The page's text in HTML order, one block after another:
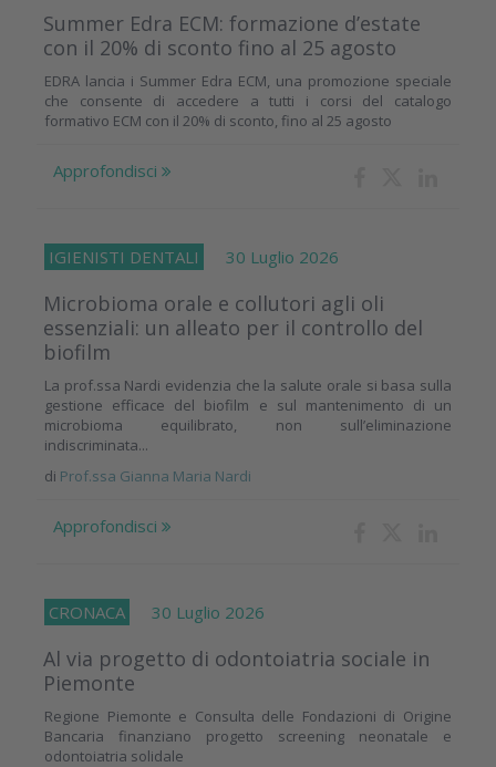
Summer Edra ECM: formazione d’estate
con il 20% di sconto fino al 25 agosto
EDRA lancia i Summer Edra ECM, una promozione speciale
che consente di accedere a tutti i corsi del catalogo
formativo ECM con il 20% di sconto, fino al 25 agosto
Approfondisci
IGIENISTI DENTALI 30 Luglio 2026
Microbioma orale e collutori agli oli
essenziali: un alleato per il controllo del
biofilm
La prof.ssa Nardi evidenzia che la salute orale si basa sulla
gestione efficace del biofilm e sul mantenimento di un
microbioma equilibrato, non sull’eliminazione
indiscriminata...
di Prof.ssa Gianna Maria Nardi
Approfondisci
CRONACA 30 Luglio 2026
Al via progetto di odontoiatria sociale in
Piemonte
Regione Piemonte e Consulta delle Fondazioni di Origine
Bancaria finanziano progetto screening neonatale e
odontoiatria solidale